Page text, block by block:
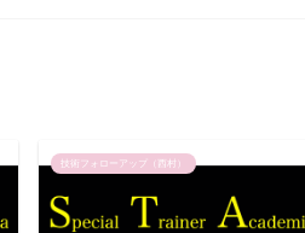
技術フォローアップ（西村）